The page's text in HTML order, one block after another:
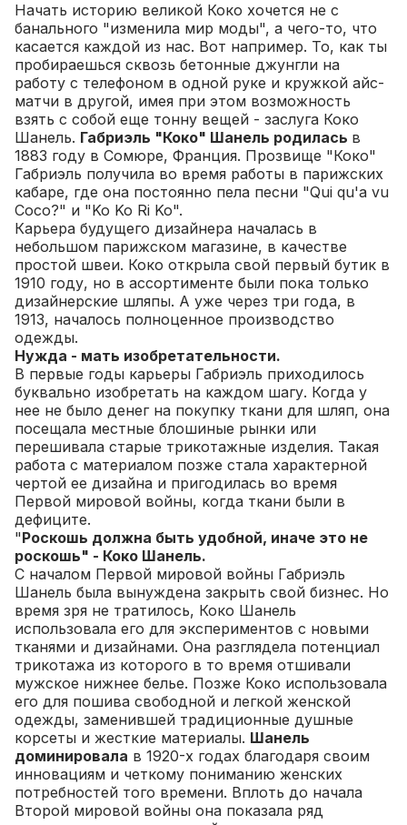
Начать историю великой Коко хочется не с
банального "изменила мир моды", а чего-то, что
касается каждой из нас. Вот например. То, как ты
пробираешься сквозь бетонные джунгли на
работу с телефоном в одной руке и кружкой айс-
матчи в другой, имея при этом возможность
взять с собой еще тонну вещей - заслуга Коко
Шанель. Габриэль "Коко" Шанель родилась в
1883 году в Сомюре, Франция. Прозвище "Коко"
Габриэль получила во время работы в парижских
кабаре, где она постоянно пела песни "Qui qu'a vu
Coco?" и "Ko Ko Ri Ko".
Карьера будущего дизайнера началась в
небольшом парижском магазине, в качестве
простой швеи. Коко открыла свой первый бутик в
1910 году, но в ассортименте были пока только
дизайнерские шляпы. А уже через три года, в
1913, началось полноценное производство
одежды.
Нужда - мать изобретательности.
В первые годы карьеры Габриэль приходилось
буквально изобретать на каждом шагу. Когда у
нее не было денег на покупку ткани для шляп, она
посещала местные блошиные рынки или
перешивала старые трикотажные изделия. Такая
работа с материалом позже стала характерной
чертой ее дизайна и пригодилась во время
Первой мировой войны, когда ткани были в
дефиците.
"Роскошь должна быть удобной, иначе это не
роскошь" - Коко Шанель.
С началом Первой мировой войны Габриэль
Шанель была вынуждена закрыть свой бизнес. Но
время зря не тратилось, Коко Шанель
использовала его для экспериментов с новыми
тканями и дизайнами. Она разглядела потенциал
трикотажа из которого в то время отшивали
мужское нижнее белье. Позже Коко использовала
его для пошива свободной и легкой женской
одежды, заменившей традиционные душные
корсеты и жесткие материалы. Шанель
доминировала в 1920-х годах благодаря своим
инновациям и четкому пониманию женских
потребностей того времени. Вплоть до начала
Второй мировой войны она показала ряд